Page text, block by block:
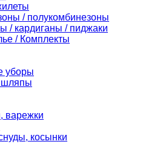
/ полукомбинезоны
/ кардиганы / пиджаки
/ Комплекты
уборы
варежки
косынки